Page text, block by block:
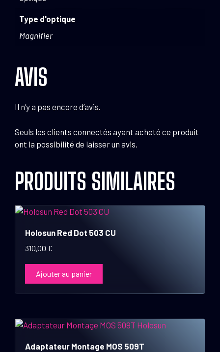
Type d'optique
Magnifier
AVIS
Il n’y a pas encore d’avis.
Seuls les clients connectés ayant acheté ce produit
ont la possibilité de laisser un avis.
PRODUITS SIMILAIRES
Holosun Red Dot 503 CU
310,00 €
Ajouter au panier
Adaptateur Montage MOS 509T